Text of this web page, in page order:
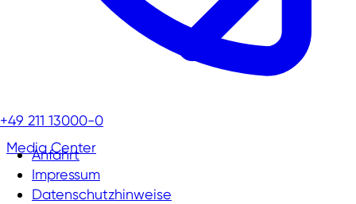
Media Center
+49 211 13000-0
Anfahrt
Impressum
Datenschutzhinweise